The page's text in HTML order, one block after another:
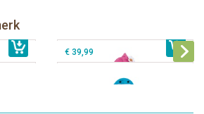
€ 39,99